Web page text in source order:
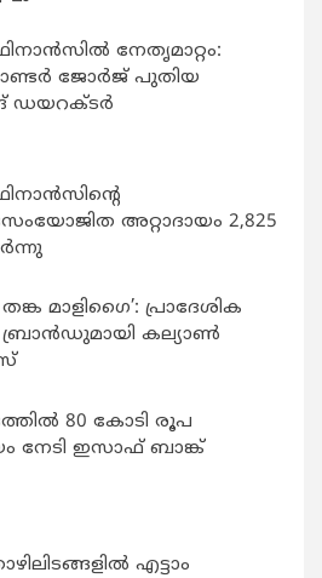
നേതൃമാറ്റം:
ജോർജ് പുതിയ
ഡയറക്ടർ
അറ്റാദായം 2,825
മാളിഗൈ’: പ്രാദേശിക
കല്യാണ്‍
80 കോടി രൂപ
നേടി ഇസാഫ് ബാങ്ക്
എട്ടാം